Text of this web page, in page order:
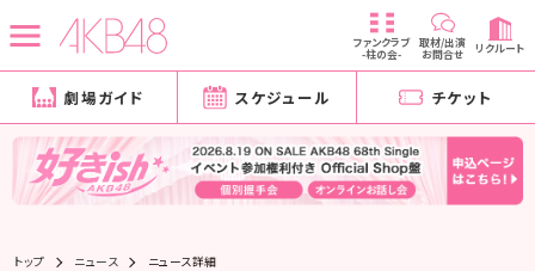
ファンクラブ
-柱の会-
取材/出演
お問合せ リクルート
劇場ガイド スケジュール チケット
トップ ニュース ニュース詳細